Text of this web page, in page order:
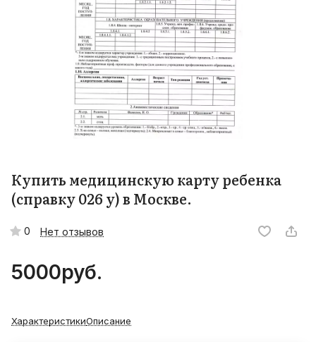
Купить медицинскую карту ребенка
(справку 026 у) в Москве.
0 Нет отзывов
5000руб.
ХарактеристикиОписание